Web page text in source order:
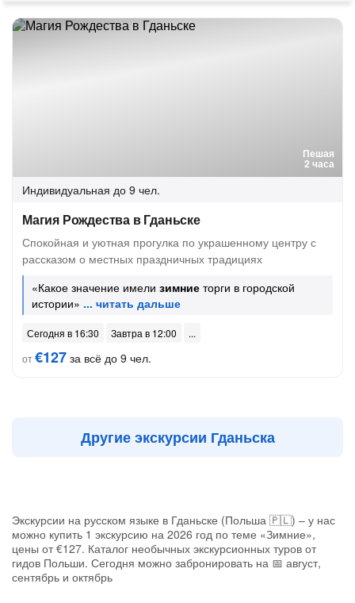
Пешая
2 часа
Индивидуальная до 9 чел.
Магия Рождества в Гданьске
Спокойная и уютная прогулка по украшенному центру с
рассказом о местных праздничных традициях
«Какое значение имели зимние торги в городской
истории»
Сегодня в 16:30
Завтра в 12:00
от€127 за всё до 9 чел.
Другие экскурсии Гданьска
Экскурсии на русском языке в Гданьске (Польша 🇵🇱) – у нас
можно купить 1 экскурсию на 2026 год по теме «Зимние»,
цены от €127. Каталог необычных экскурсионных туров от
гидов Польши. Сегодня можно забронировать на 📅 август,
сентябрь и октябрь